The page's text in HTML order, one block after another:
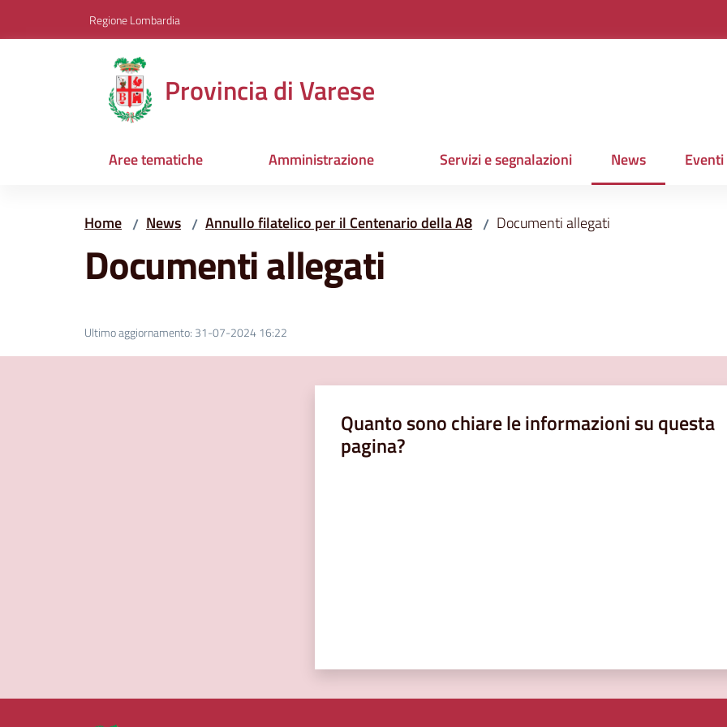
Regione Lombardia
Provincia di Varese
Aree tematiche Amministrazione Servizi e segnalazioni News
Menu selezionato
Eventi
Home / News / Annullo filatelico per il Centenario della A8 / Documenti allegati
Documenti allegati
Ultimo aggiornamento: 31-07-2024 16:22
Quanto sono chiare le informazioni su questa
pagina?